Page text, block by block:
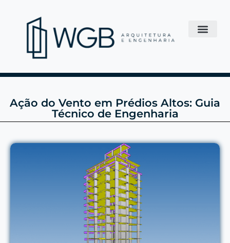
Ação do Vento em Prédios Altos: Guia
Técnico de Engenharia